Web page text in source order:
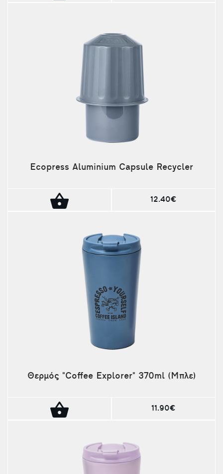
Ecopress Aluminium Capsule Recycler
12.40€
Θερμός "Coffee Explorer" 370ml (Μπλε)
11.90€